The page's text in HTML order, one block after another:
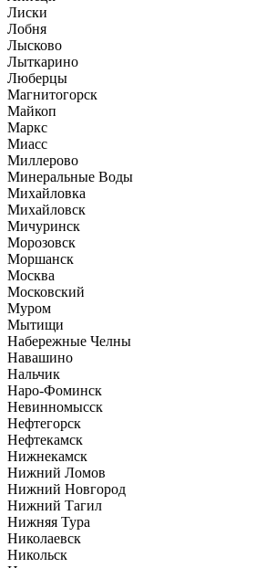
Лиски
Лобня
Лысково
Лыткарино
Люберцы
Магнитогорск
Майкоп
Маркс
Миасс
Миллерово
Минеральные Воды
Михайловка
Михайловск
Мичуринск
Морозовск
Моршанск
Москва
Московский
Муром
Мытищи
Набережные Челны
Навашино
Нальчик
Наро-Фоминск
Невинномысск
Нефтегорск
Нефтекамск
Нижнекамск
Нижний Ломов
Нижний Новгород
Нижний Тагил
Нижняя Тура
Николаевск
Никольск